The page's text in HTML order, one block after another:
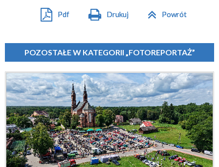
Pdf Drukuj Powrót
POZOSTAŁE W KATEGORII „FOTOREPORTAŻ”